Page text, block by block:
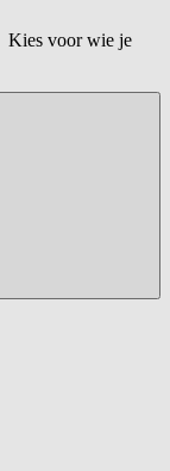
Kies voor wie je